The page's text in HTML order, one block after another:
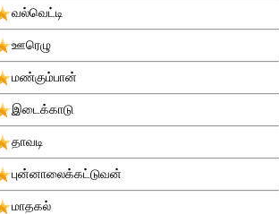
வல்வெட்டி
ஊரெழு
மண்கும்பான்
இடைக்காடு
தாவடி
புன்னாலைக்கட்டுவன்
மாதகல்